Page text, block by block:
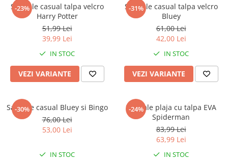
Captain america
Bakugan
Liga Dreptatii
Buzz Lightyear
My Little Pony
Planes
EplusM
Tom & Jerry
Transformers
Incaltaminte baieti
Marvel
Monsters Inc.
La casa de papel
Nasa
Kids Euroswan
Rainbow High
Garfield
Nightmare before Christmas
-23%
Sandale casual talpa velcro
Harry Potter
51,99 Lei
39,99 Lei
IN STOC
VEZI VARIANTE
-31%
Sandale casual talpa velcro
Bluey
61,00 Lei
42,00 Lei
IN STOC
VEZI VARIANTE
-30%
Sandale casual Bluey si Bingo
76,00 Lei
53,00 Lei
IN STOC
-24%
Sandale plaja cu talpa EVA
Spiderman
83,99 Lei
63,99 Lei
IN STOC